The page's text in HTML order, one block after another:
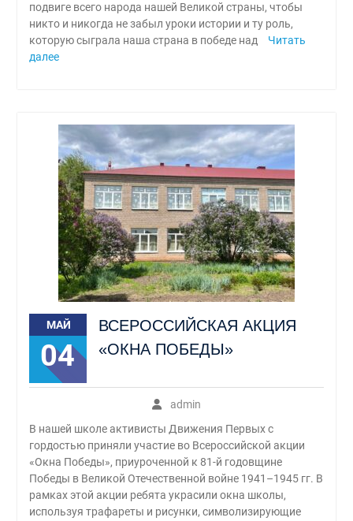
подвиге всего народа нашей Великой страны, чтобы
никто и никогда не забыл уроки истории и ту роль,
которую сыграла наша страна в победе над
Читать
далее
МАЙ
04
ВСЕРОССИЙСКАЯ АКЦИЯ
«ОКНА ПОБЕДЫ»
admin
В нашей школе активисты Движения Первых с
гордостью приняли участие во Всероссийской акции
«Окна Победы», приуроченной к 81-й годовщине
Победы в Великой Отечественной войне 1941–1945 гг. В
рамках этой акции ребята украсили окна школы,
используя трафареты и рисунки, символизирующие